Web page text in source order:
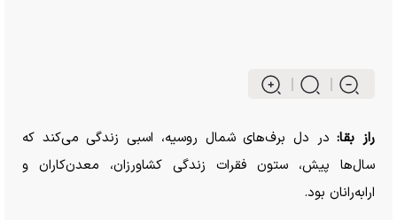
راز بقا: در دل برف‌های شمال روسیه، اسبی زندگی می‌کند که
سال‌ها پیش، ستون فقرات زندگی کشاورزان، معدن‌کاران و
ارابه‌رانان بود.